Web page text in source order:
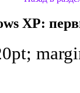
XP: